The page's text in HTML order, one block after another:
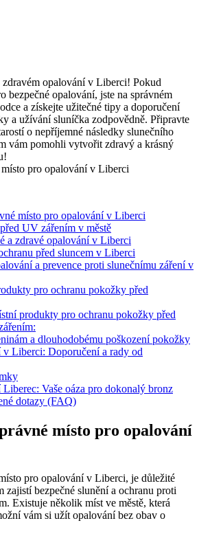
opalování v Liberci! Pokud
bezpečné opalování, jste na správném
a získejte užitečné tipy a doporučení
a užívání sluníčka zodpovědně. Připravte
o nepříjemné následky slunečního
vám pomohli vytvořit zdravý a krásný
místo pro opalování v Liberci
UV zářením v městě
a zdravé opalování v Liberci
před sluncem v Liberci
a prevence proti slunečnímu záření v
pro ochranu pokožky před
produkty pro ochranu pokožky před
a dlouhodobému poškození pokožky
v Liberci: Doporučení a rady od
Vaše oáza pro dokonalý bronz
dotazy (FAQ)
místo pro opalování
pro opalování v Liberci, je důležité
zajistí bezpečné slunění a ochranu proti
Existuje několik míst ve městě, která
vám si užít opalování bez obav o